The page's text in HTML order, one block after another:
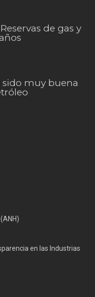
de gas y
muy buena
en las Industrias